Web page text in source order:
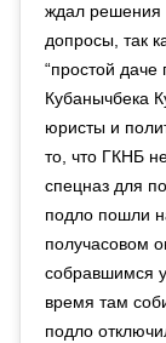
ждал решения
допросы, так
“простой даче
Кубанычбека
юристы и
то, что ГКНБ
спецназ для
подло пошли
получасовом
собравшимся
время там
подло